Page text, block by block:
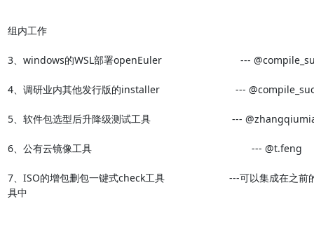
组内工作
3、windows的WSL部署openEuler                            ---
4、调研业内其他发行版的installer                           ---
5、软件包选型后升降级测试工具                             ---
6、公有云镜像工具                                                         --- @t.feng
7、ISO的增包删包一键式check工具                       ---可以集成在之前
具中